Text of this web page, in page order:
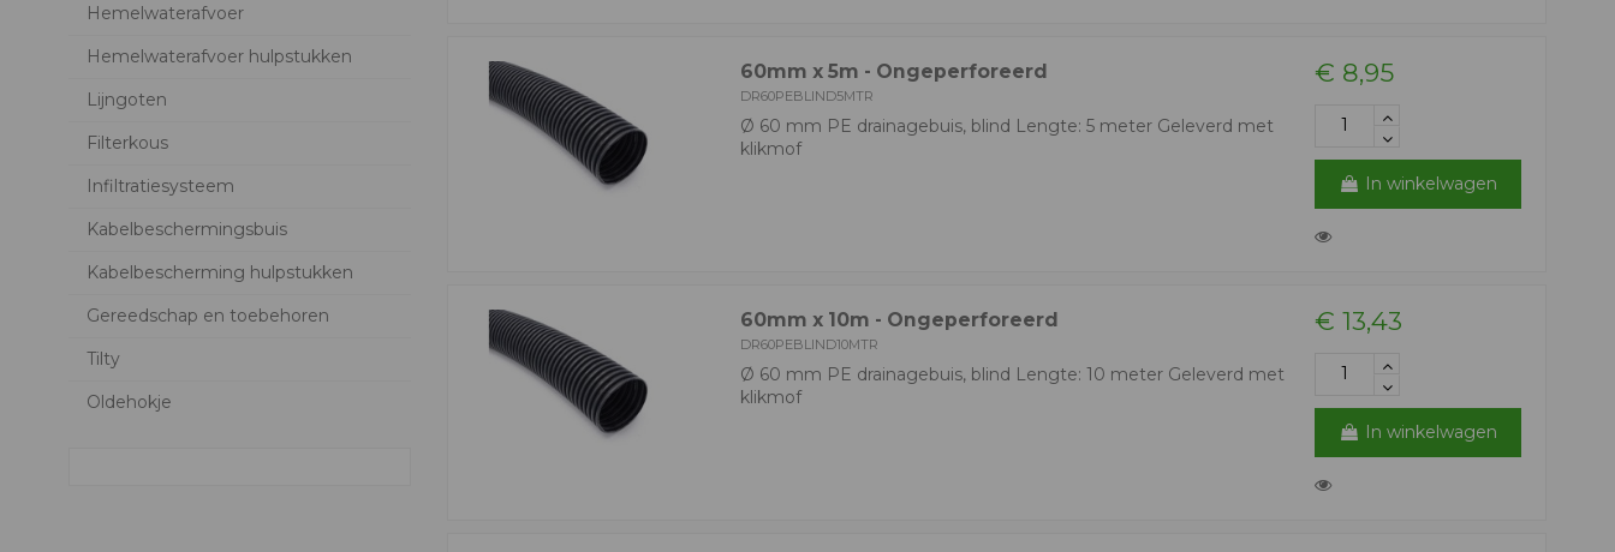
60mm x 5m - Ongeperforeerd
DR60PEBLIND5MTR
Ø 60 mm PE drainagebuis, blind Lengte: 5 meter Geleverd met
klikmof
€ 8,95
In winkelwagen
60mm x 10m - Ongeperforeerd
DR60PEBLIND10MTR
Ø 60 mm PE drainagebuis, blind Lengte: 10 meter Geleverd met
klikmof
€ 13,43
In winkelwagen
Hemelwaterafvoer
Hemelwaterafvoer hulpstukken
Lijngoten
Filterkous
Infiltratiesysteem
Kabelbeschermingsbuis
Kabelbescherming hulpstukken
Gereedschap en toebehoren
Tilty
Oldehokje